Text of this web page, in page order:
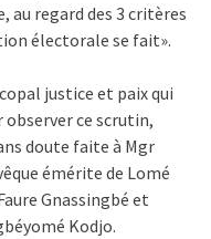
au regard des 3 critères
électorale se fait».
justice et paix qui
observer ce scrutin,
doute faite à Mgr
émérite de Lomé
Gnassingbé et
Kodjo.